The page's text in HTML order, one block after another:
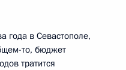
года в Севастополе,
то, бюджет
тратится